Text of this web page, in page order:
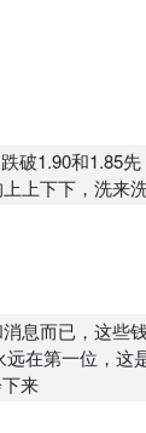
破1.90和1.85
上下下，洗来
仰持有这个耐
息而已，这些
在第一位，这
来